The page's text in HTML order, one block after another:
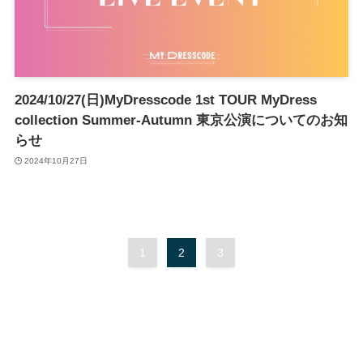
2024/10/27(日)MyDresscode 1st TOUR MyDress
collection Summer-Autumn 東京公演についてのお知
らせ
2024年10月27日
1 2 3